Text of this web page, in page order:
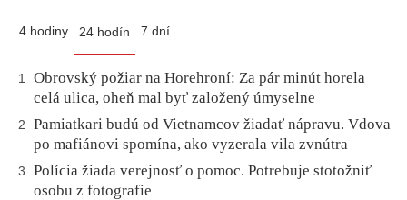
4 hodiny 24 hodín 7 dní
1
Obrovský požiar na Horehroní: Za pár minút horela
celá ulica, oheň mal byť založený úmyselne
2
Pamiatkari budú od Vietnamcov žiadať nápravu. Vdova
po mafiánovi spomína, ako vyzerala vila zvnútra
3
Polícia žiada verejnosť o pomoc. Potrebuje stotožniť
osobu z fotografie